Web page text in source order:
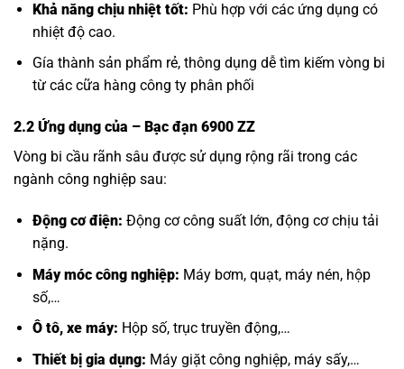
Khả năng chịu nhiệt tốt: Phù hợp với các ứng dụng có
nhiệt độ cao.
Gía thành sản phẩm rẻ, thông dụng dễ tìm kiếm vòng bi
từ các cữa hàng công ty phân phối
2.2 Ứng dụng của – Bạc đạn 6900 ZZ
Vòng bi cầu rãnh sâu được sử dụng rộng rãi trong các
ngành công nghiệp sau:
Động cơ điện: Động cơ công suất lớn, động cơ chịu tải
nặng.
Máy móc công nghiệp: Máy bơm, quạt, máy nén, hộp
số,…
Ô tô, xe máy: Hộp số, trục truyền động,…
Thiết bị gia dụng: Máy giặt công nghiệp, máy sấy,…